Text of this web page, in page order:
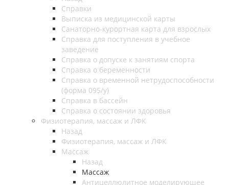
Справки
Выписка из медицинской карты
Санаторно-курортная карта для взрослых
Справка для поступления в учебное
заведение
Справка о допуске к занятиям спорта
Справка о беременности
Справка о временной нетрудоспособности
(форма 095/у)
Справка в бассейн
Справка о состоянии здоровья
Физиотерапия, массаж и ЛФК
Назад
Физиотерапия, массаж и ЛФК
Массаж
Назад
Массаж
Антицеллюлитное моделирующее